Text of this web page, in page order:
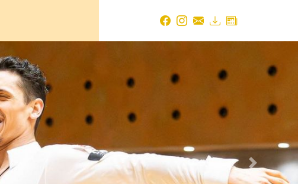
TBW NEWS ARCHIV
August 2026
(2 Einträge)
Juli 2026(14 Einträge)